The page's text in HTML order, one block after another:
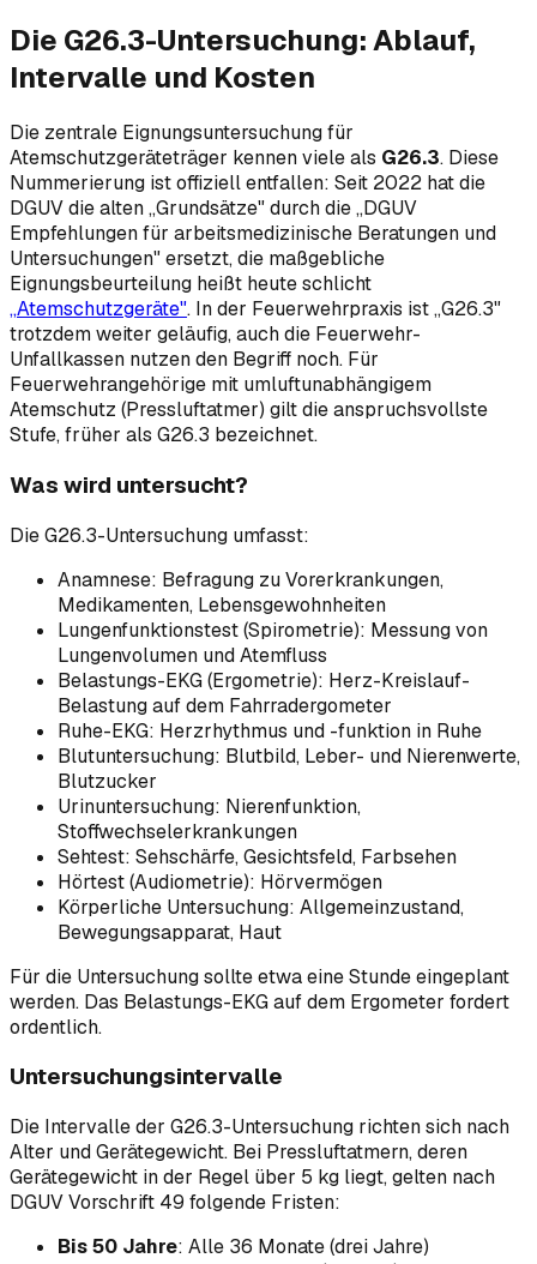
Die G26.3-Untersuchung: Ablauf,
Intervalle und Kosten
Die zentrale Eignungsuntersuchung für
Atemschutzgeräteträger kennen viele als G26.3. Diese
Nummerierung ist offiziell entfallen: Seit 2022 hat die
DGUV die alten „Grundsätze" durch die „DGUV
Empfehlungen für arbeitsmedizinische Beratungen und
Untersuchungen" ersetzt, die maßgebliche
Eignungsbeurteilung heißt heute schlicht
„Atemschutzgeräte". In der Feuerwehrpraxis ist „G26.3"
trotzdem weiter geläufig, auch die Feuerwehr-
Unfallkassen nutzen den Begriff noch. Für
Feuerwehrangehörige mit umluftunabhängigem
Atemschutz (Pressluftatmer) gilt die anspruchsvollste
Stufe, früher als G26.3 bezeichnet.
Was wird untersucht?
Die G26.3-Untersuchung umfasst:
Anamnese: Befragung zu Vorerkrankungen,
Medikamenten, Lebensgewohnheiten
Lungenfunktionstest (Spirometrie): Messung von
Lungenvolumen und Atemfluss
Belastungs-EKG (Ergometrie): Herz-Kreislauf-
Belastung auf dem Fahrradergometer
Ruhe-EKG: Herzrhythmus und -funktion in Ruhe
Blutuntersuchung: Blutbild, Leber- und Nierenwerte,
Blutzucker
Urinuntersuchung: Nierenfunktion,
Stoffwechselerkrankungen
Sehtest: Sehschärfe, Gesichtsfeld, Farbsehen
Hörtest (Audiometrie): Hörvermögen
Körperliche Untersuchung: Allgemeinzustand,
Bewegungsapparat, Haut
Für die Untersuchung sollte etwa eine Stunde eingeplant
werden. Das Belastungs-EKG auf dem Ergometer fordert
ordentlich.
Untersuchungsintervalle
Die Intervalle der G26.3-Untersuchung richten sich nach
Alter und Gerätegewicht. Bei Pressluftatmern, deren
Gerätegewicht in der Regel über 5 kg liegt, gelten nach
DGUV Vorschrift 49 folgende Fristen:
Bis 50 Jahre: Alle 36 Monate (drei Jahre)